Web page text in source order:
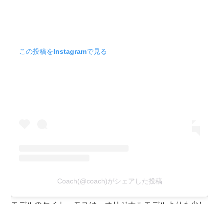
この投稿をInstagramで見る
Coach(@coach)がシェアした投稿